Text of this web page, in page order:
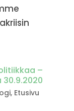
–
, Etusivu